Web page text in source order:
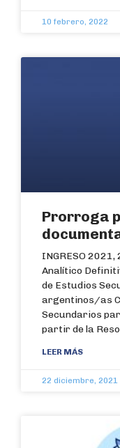
10 febrero, 2022
Prorroga
INGRESO
Analítico
de Estudios
argentinos/as
Secundarios
partir de la
LEER MÁS
22 diciembre, 2021